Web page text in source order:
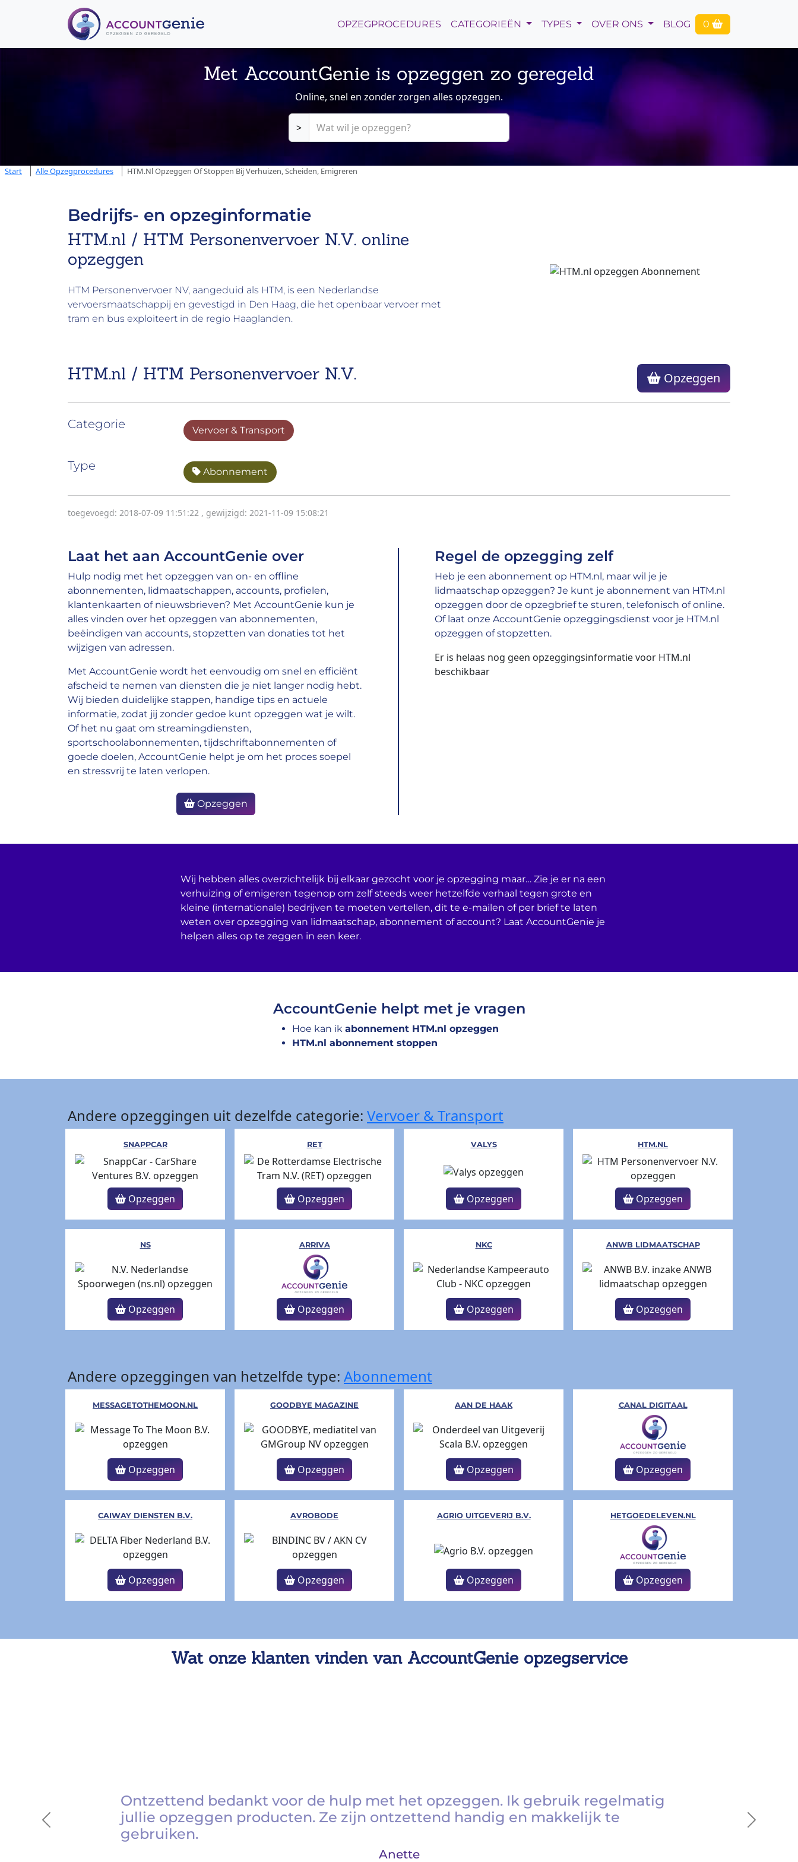
OPZEGPROCEDURES CATEGORIEËN TYPES OVER ONS BLOG 0
Met AccountGenie is opzeggen zo geregeld
Online, snel en zonder zorgen alles opzeggen.
>
Start Alle Opzegprocedures HTM.nl Opzeggen Of Stoppen Bij Verhuizen, Scheiden, Emigreren
Bedrijfs- en opzeginformatie
HTM.nl / HTM Personenvervoer N.V. online
opzeggen
HTM Personenvervoer NV, aangeduid als HTM, is een Nederlandse
vervoersmaatschappij en gevestigd in Den Haag, die het openbaar vervoer met
tram en bus exploiteert in de regio Haaglanden.
HTM.nl / HTM Personenvervoer N.V. Opzeggen
Categorie Vervoer & Transport
Type Abonnement
toegevoegd: 2018-07-09 11:51:22 , gewijzigd: 2021-11-09 15:08:21
Laat het aan AccountGenie over
Hulp nodig met het opzeggen van on- en offline
abonnementen, lidmaatschappen, accounts, profielen,
klantenkaarten of nieuwsbrieven? Met AccountGenie kun je
alles vinden over het opzeggen van abonnementen,
beëindigen van accounts, stopzetten van donaties tot het
wijzigen van adressen.
Met AccountGenie wordt het eenvoudig om snel en efficiënt
afscheid te nemen van diensten die je niet langer nodig hebt.
Wij bieden duidelijke stappen, handige tips en actuele
informatie, zodat jij zonder gedoe kunt opzeggen wat je wilt.
Of het nu gaat om streamingdiensten,
sportschoolabonnementen, tijdschriftabonnementen of
goede doelen, AccountGenie helpt je om het proces soepel
en stressvrij te laten verlopen.
Opzeggen
Regel de opzegging zelf
Heb je een abonnement op HTM.nl, maar wil je je
lidmaatschap opzeggen? Je kunt je abonnement van HTM.nl
opzeggen door de opzegbrief te sturen, telefonisch of online.
Of laat onze AccountGenie opzeggingsdienst voor je HTM.nl
opzeggen of stopzetten.
Er is helaas nog geen opzeggingsinformatie voor HTM.nl
beschikbaar
Wij hebben alles overzichtelijk bij elkaar gezocht voor je opzegging maar… Zie je er na een
verhuizing of emigeren tegenop om zelf steeds weer hetzelfde verhaal tegen grote en
kleine (internationale) bedrijven te moeten vertellen, dit te e-mailen of per brief te laten
weten over opzegging van lidmaatschap, abonnement of account? Laat AccountGenie je
helpen alles op te zeggen in een keer.
AccountGenie helpt met je vragen
Hoe kan ik abonnement HTM.nl opzeggen
HTM.nl abonnement stoppen
Andere opzeggingen uit dezelfde categorie: Vervoer & Transport
SNAPPCAR
Opzeggen
RET
Opzeggen
VALYS
Opzeggen
HTM.NL
Opzeggen
NS
Opzeggen
ARRIVA
Opzeggen
NKC
Opzeggen
ANWB LIDMAATSCHAP
Opzeggen
Andere opzeggingen van hetzelfde type: Abonnement
MESSAGETOTHEMOON.NL
Opzeggen
GOODBYE MAGAZINE
Opzeggen
AAN DE HAAK
Opzeggen
CANAL DIGITAAL
Opzeggen
CAIWAY DIENSTEN B.V.
Opzeggen
AVROBODE
Opzeggen
AGRIO UITGEVERIJ B.V.
Opzeggen
HETGOEDELEVEN.NL
Opzeggen
Wat onze klanten vinden van AccountGenie opzegservice
Previous
Ontzettend bedankt voor de hulp met het opzeggen. Ik gebruik regelmatig
jullie opzeggen producten. Ze zijn ontzettend handig en makkelijk te
gebruiken.
Anette
Next